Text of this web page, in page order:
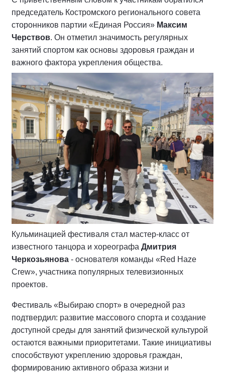
председатель Костромского регионального совета
сторонников партии «Единая Россия» Максим
Черствов. Он отметил значимость регулярных
занятий спортом как основы здоровья граждан и
важного фактора укрепления общества.
Кульминацией фестиваля стал мастер-класс от
известного танцора и хореографа Дмитрия
Черкозьянова - основателя команды «Red Haze
Crew», участника популярных телевизионных
проектов.
Фестиваль «Выбираю спорт» в очередной раз
подтвердил: развитие массового спорта и создание
доступной среды для занятий физической культурой
остаются важными приоритетами. Такие инициативы
способствуют укреплению здоровья граждан,
формированию активного образа жизни и